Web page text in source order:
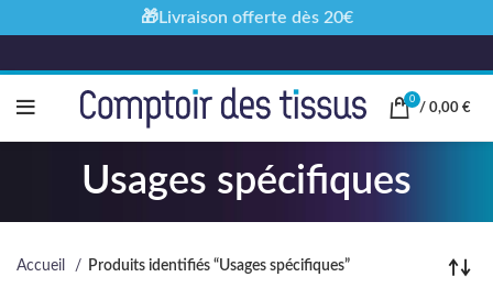
0
/ 0,00 €
Usages spécifiques
Accueil Produits identifiés “Usages spécifiques”
🎁Livraison offerte dès 20€